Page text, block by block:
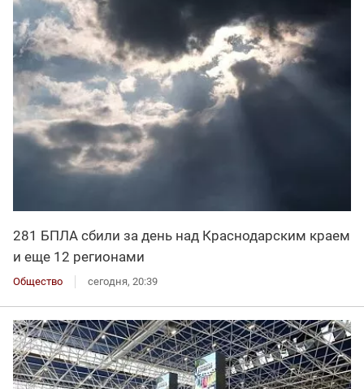
281 БПЛА сбили за день над Краснодарским краем
и еще 12 регионами
Общество сегодня, 20:39